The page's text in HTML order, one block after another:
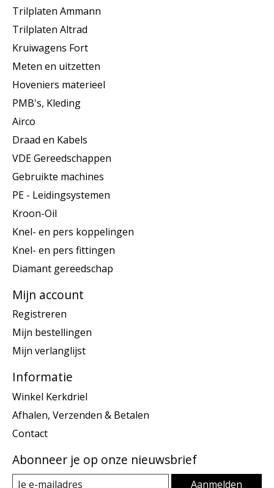
Trilplaten Ammann
Trilplaten Altrad
Kruiwagens Fort
Meten en uitzetten
Hoveniers materieel
PMB's, Kleding
Airco
Draad en Kabels
VDE Gereedschappen
Gebruikte machines
PE - Leidingsystemen
Kroon-Oil
Knel- en pers koppelingen
Knel- en pers fittingen
Diamant gereedschap
Mijn account
Registreren
Mijn bestellingen
Mijn verlanglijst
Informatie
Winkel Kerkdriel
Afhalen, Verzenden & Betalen
Contact
Abonneer je op onze nieuwsbrief
Aanmelden